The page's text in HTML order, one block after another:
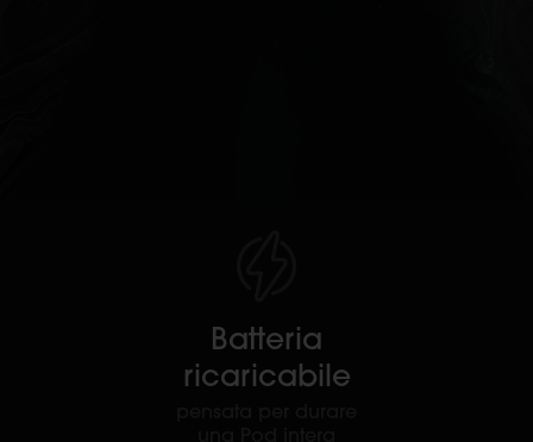
Batteria
ricaricabile